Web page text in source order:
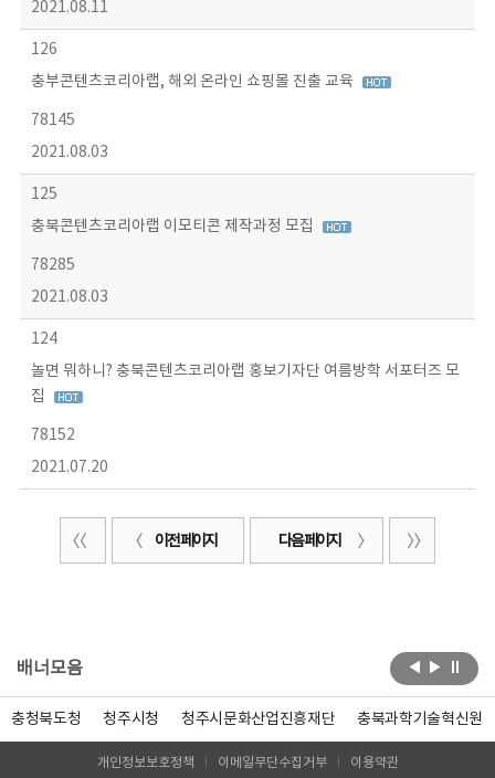
2021.08.11
126
충부콘텐츠코리아랩, 해외 온라인 쇼핑몰 진출 교육
78145
2021.08.03
125
충북콘텐츠코리아랩 이모티콘 제작과정 모집
78285
2021.08.03
124
놀면 뭐하니? 충북콘텐츠코리아랩 홍보기자단 여름방학 서포터즈 모
집
78152
2021.07.20
이전 페이지 다음 페이지
배너모음
충청북도청 청주시청 청주시문화산업진흥재단 충북과학기술혁신원
개인정보보호정책 이메일무단수집거부 이용약관